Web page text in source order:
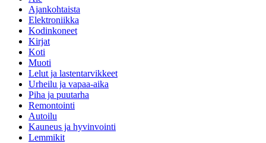
Ajankohtaista
Elektroniikka
Kodinkoneet
Kirjat
Koti
Muoti
Lelut ja lastentarvikkeet
Urheilu ja vapaa-aika
Piha ja puutarha
Remontointi
Autoilu
Kauneus ja hyvinvointi
Lemmikit